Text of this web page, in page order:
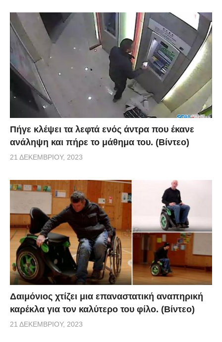
Πήγε κλέψει τα λεφτά ενός άντρα που έκανε
ανάληψη και πήρε το μάθημα του. (Βίντεο)
21 ΔΕΚΕΜΒΡΊΟΥ, 2023
Δαιμόνιος χτίζει μια επαναστατική αναπηρική
καρέκλα για τον καλύτερο του φίλο. (Βίντεο)
21 ΔΕΚΕΜΒΡΊΟΥ, 2023